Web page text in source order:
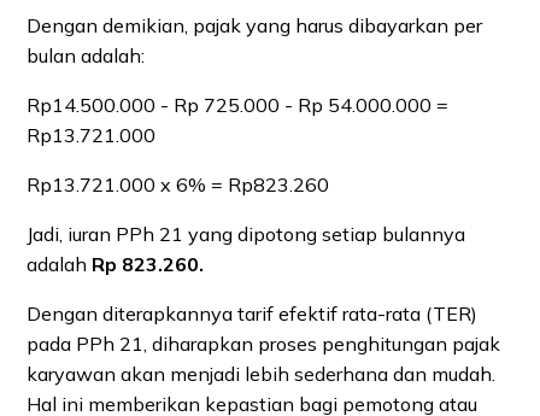
Dengan demikian, pajak yang harus dibayarkan per
bulan adalah:
Rp14.500.000 - Rp 725.000 - Rp 54.000.000 =
Rp13.721.000
Rp13.721.000 x 6% = Rp823.260
Jadi, iuran PPh 21 yang dipotong setiap bulannya
adalah Rp 823.260.
Dengan diterapkannya tarif efektif rata-rata (TER)
pada PPh 21, diharapkan proses penghitungan pajak
karyawan akan menjadi lebih sederhana dan mudah.
Hal ini memberikan kepastian bagi pemotong atau